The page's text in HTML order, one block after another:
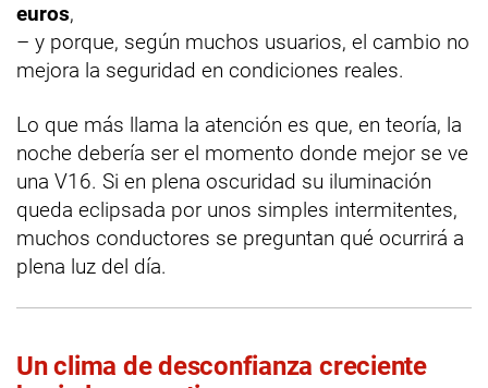
euros,
– y porque, según muchos usuarios, el cambio no
mejora la seguridad en condiciones reales.
Lo que más llama la atención es que, en teoría, la
noche debería ser el momento donde mejor se ve
una V16. Si en plena oscuridad su iluminación
queda eclipsada por unos simples intermitentes,
muchos conductores se preguntan qué ocurrirá a
plena luz del día.
Un clima de desconfianza creciente